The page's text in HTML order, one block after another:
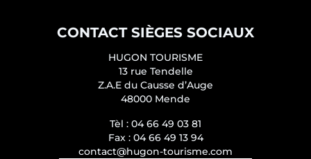
CONTACT SIÈGES SOCIAUX
HUGON TOURISME
13 rue Tendelle
Z.A.E du Causse d’Auge
48000 Mende
Tèl : 04 66 49 03 81
Fax : 04 66 49 13 94
contact@hugon-tourisme.com